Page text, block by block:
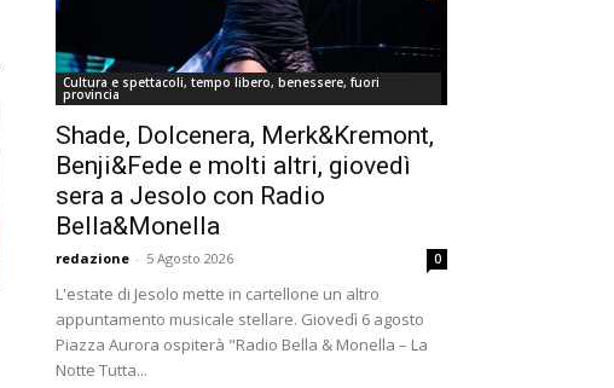
Cultura e spettacoli, tempo libero, benessere, fuori
provincia
Shade, Dolcenera, Merk&Kremont,
Benji&Fede e molti altri, giovedì
sera a Jesolo con Radio
Bella&Monella
redazione - 5 Agosto 2026 0
L'estate di Jesolo mette in cartellone un altro
appuntamento musicale stellare. Giovedì 6 agosto
Piazza Aurora ospiterà "Radio Bella & Monella – La
Notte Tutta...